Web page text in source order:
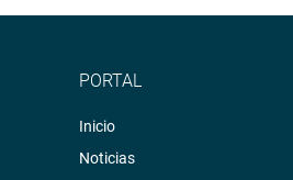
PORTAL
Inicio
Noticias